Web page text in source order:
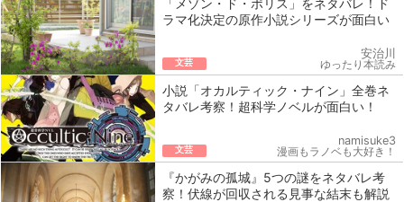
ラマ化決定の原作小説シリーズが面白い
文芸
安治川
ゆったり本読み
小説「オカルティック・ナイン」全巻ネ
タバレ考察！超科学ノベルが面白い！
文芸
namisuke3
漫画もラノベも大好き！
『かがみの孤城』5つの謎をネタバレ考
察！伏線が回収される見事な結末も解説